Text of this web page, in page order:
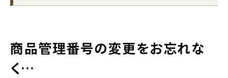
商品管理番号の変更をお忘れな
く…